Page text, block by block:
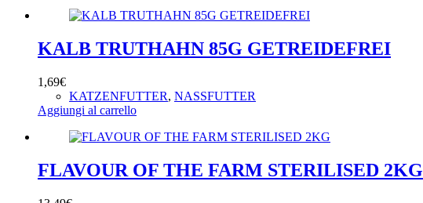
KALB TRUTHAHN 85G GETREIDEFREI
1,69€
KATZENFUTTER, NASSFUTTER
Aggiungi al carrello
FLAVOUR OF THE FARM STERILISED 2KG